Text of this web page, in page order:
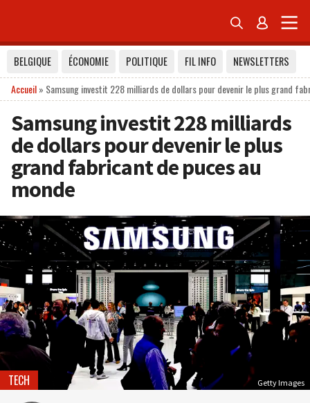
 
BELGIQUE ÉCONOMIE POLITIQUE FIL INFO
NEWSLETTERS
Accueil» Samsung investit 228 milliards de dollars pour devenir le plus grand
Samsung investit 228 milliards
de dollars pour devenir le plus
grand fabricant de puces au
monde
Getty Images
TECH